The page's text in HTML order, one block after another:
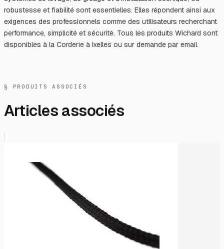
robustesse et fiabilité sont essentielles. Elles répondent ainsi aux
exigences des professionnels comme des utilisateurs recherchant
performance, simplicité et sécurité. Tous les produits Wichard sont
disponibles à la Corderie à Ixelles ou sur demande par email.
§ PRODUITS ASSOCIÉS
Articles associés